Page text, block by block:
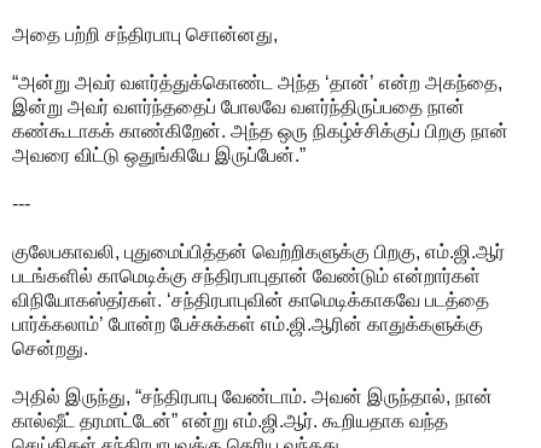
அதை பற்றி சந்திரபாபு சொன்னது,
“அன்று அவர் வளர்த்துக்கொண்ட அந்த ‘தான்’ என்ற அகந்தை,
இன்று அவர் வளர்ந்ததைப் போலவே வளர்ந்திருப்பதை நான்
கண்கூடாகக் காண்கிறேன். அந்த ஒரு நிகழ்ச்சிக்குப் பிறகு நான்
அவரை விட்டு ஒதுங்கியே இருப்பேன்.”
---
குலேபகாவலி, புதுமைப்பித்தன் வெற்றிகளுக்கு பிறகு, எம்.ஜி.ஆர்
படங்களில் காமெடிக்கு சந்திரபாபுதான் வேண்டும் என்றார்கள்
விநியோகஸ்தர்கள். ‘சந்திரபாபுவின் காமெடிக்காகவே படத்தை
பார்க்கலாம்’ போன்ற பேச்சுக்கள் எம்.ஜி.ஆரின் காதுக்களுக்கு
சென்றது.
அதில் இருந்து, “சந்திரபாபு வேண்டாம். அவன் இருந்தால், நான்
கால்ஷீட் தரமாட்டேன்” என்று எம்.ஜி.ஆர். கூறியதாக வந்த